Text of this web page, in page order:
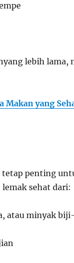
lebih
Makan yang
penting
sehat dari:
atau minyak